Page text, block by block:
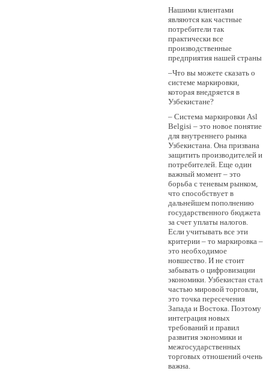
Нашими клиентами
являются как частные
потребители так
практически все
производственные
предприятия нашей страны
–Что вы можете сказать о
системе маркировки,
которая внедряется в
Узбекистане?
– Система маркировки Asl
Belgisi – это новое понятие
для внутреннего рынка
Узбекистана. Она призвана
защитить производителей и
потребителей. Еще один
важный момент – это
борьба с теневым рынком,
что способствует в
дальнейшем пополнению
государственного бюджета
за счет уплаты налогов.
Если учитывать все эти
критерии – то маркировка –
это необходимое
новшество. И не стоит
забывать о цифровизации
экономики. Узбекистан стал
частью мировой торговли,
это точка пересечения
Запада и Востока. Поэтому
интеграция новых
требований и правил
развития экономики и
межгосударственных
торговых отношений очень
важна.